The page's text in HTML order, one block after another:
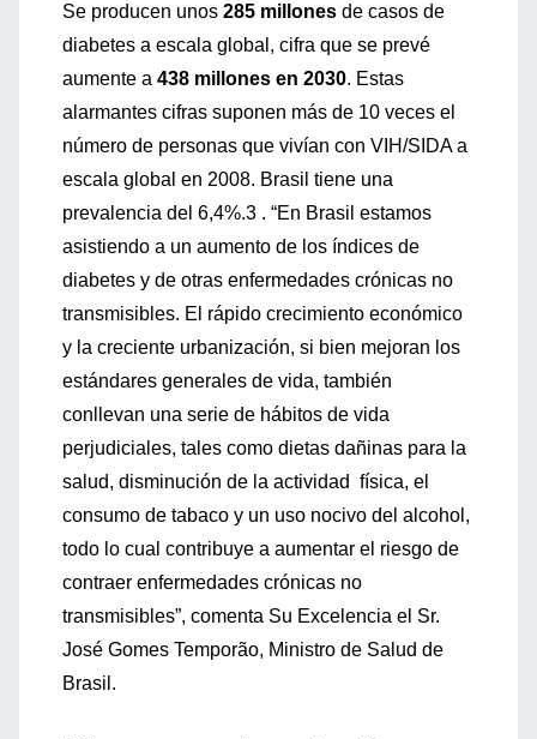
Se producen unos 285 millones de casos de
diabetes a escala global, cifra que se prevé
aumente a 438 millones en 2030. Estas
alarmantes cifras suponen más de 10 veces el
número de personas que vivían con VIH/SIDA a
escala global en 2008. Brasil tiene una
prevalencia del 6,4%.3 . “En Brasil estamos
asistiendo a un aumento de los índices de
diabetes y de otras enfermedades crónicas no
transmisibles. El rápido crecimiento económico
y la creciente urbanización, si bien mejoran los
estándares generales de vida, también
conllevan una serie de hábitos de vida
perjudiciales, tales como dietas dañinas para la
salud, disminución de la actividad física, el
consumo de tabaco y un uso nocivo del alcohol,
todo lo cual contribuye a aumentar el riesgo de
contraer enfermedades crónicas no
transmisibles”, comenta Su Excelencia el Sr.
José Gomes Temporão, Ministro de Salud de
Brasil.